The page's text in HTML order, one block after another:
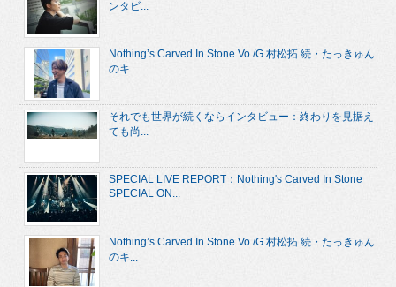
ンタビ...
Nothing’s Carved In Stone Vo./G.村松拓 続・たっきゅん
のキ...
それでも世界が続くならインタビュー：終わりを見据え
ても尚...
SPECIAL LIVE REPORT：Nothing's Carved In Stone
SPECIAL ON...
Nothing’s Carved In Stone Vo./G.村松拓 続・たっきゅん
のキ...